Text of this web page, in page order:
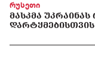
რუსეთი
ᲛᲐᲡᲙᲛᲐ
ᲓᲐᲠᲢᲧᲛᲔᲑᲘᲡᲗᲕᲘᲡ